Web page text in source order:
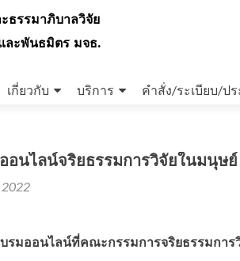
ธรรมาภิบาลวิจัย
ละพันธมิตร มจธ.
เกี่ยวกับ บริการ คำสั่ง/ระเบียบ/ป
อนไลน์จริยธรรมการวิจัยในมนุ
รมออนไลน์ที่คณะกรรมการจริยธรรมการ